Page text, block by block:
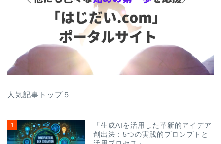
人気記事トップ５
1
「生成AIを活用した革新的アイデア
創出法：5つの実践的プロンプトと